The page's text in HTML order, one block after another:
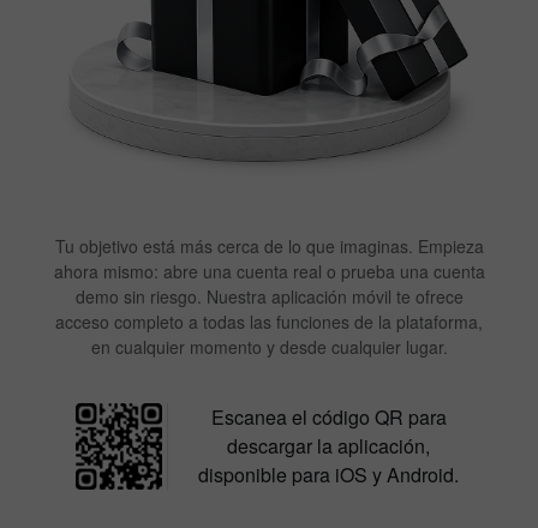
Tu objetivo está más cerca de lo que imaginas. Empieza
ahora mismo: abre una cuenta real o prueba una cuenta
demo sin riesgo. Nuestra aplicación móvil te ofrece
acceso completo a todas las funciones de la plataforma,
en cualquier momento y desde cualquier lugar.
Escanea el código QR para
descargar la aplicación,
disponible para iOS y Android.